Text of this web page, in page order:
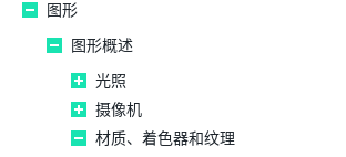
图形
图形概述
光照
摄像机
材质、着色器和纹理